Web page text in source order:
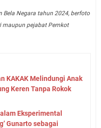
Bela Negara tahun 2024, berfoto
maupun pejabat Pemkot
KAKAK Melindungi Anak
Keren Tanpa Rokok
Eksperimental
Gunarto sebagai